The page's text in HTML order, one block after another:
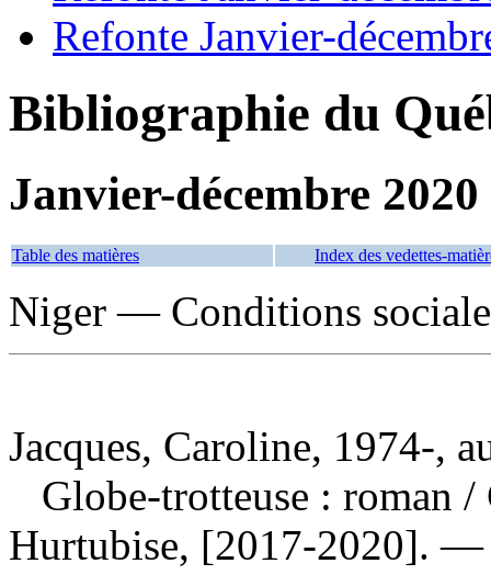
Refonte Janvier-
Bibliographie du
Janvier-décembre 2020
Table des matières Index des vedettes-
Niger — Conditions
Jacques, Caroline, 1974-,
Globe-trotteuse : roman /
Hurtubise, [2017-2020]. —